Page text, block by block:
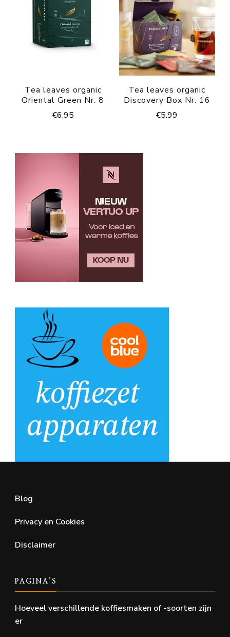
Tea leaves organic
Oriental Green Nr. 8
€6.95
Tea leaves organic
Discovery Box Nr. 16
€5.99
Blog
Privacy en Cookies
Disclaimer
PAGINA’S
Hoeveel verschillende koffiesmaken of -soorten zijn
er